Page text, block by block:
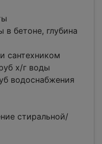
бетоне, глубина
сантехником
х/г воды
водоснабжения
стиральной/